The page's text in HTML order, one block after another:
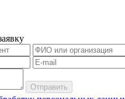
Отправить